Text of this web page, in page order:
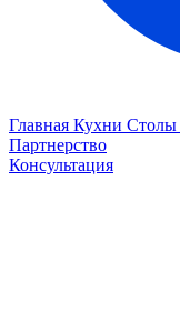
Главная Кухни Столы
Партнерство
Консультация